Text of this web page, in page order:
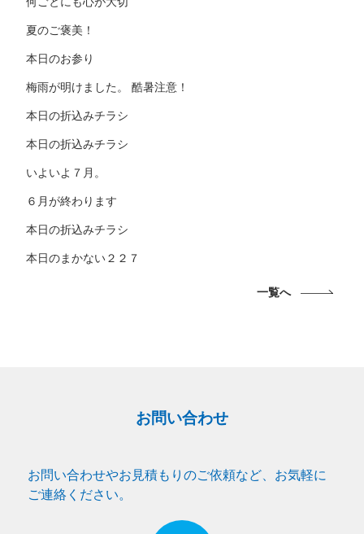
夏のご褒美！
本日のお参り
梅雨が明けました。 酷暑注意！
本日の折込みチラシ
本日の折込みチラシ
いよいよ７月。
６月が終わります
本日の折込みチラシ
本日のまかない２２７
一覧へ
お問い合わせ
お問い合わせやお見積もりのご依頼など、お気軽に
ご連絡ください。